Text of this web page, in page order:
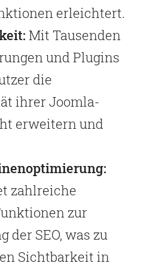
erleichtert.
Mit Tausenden
und Plugins
die
ihrer Joomla-
erweitern und
zahlreiche
zur
der SEO, was zu
Sichtbarkeit in